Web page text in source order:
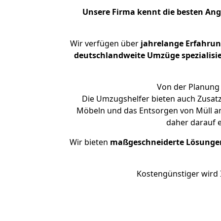
Unsere Firma kennt die besten
Wir verfügen über jahrelange
deutschlandweite Umzüge
Von der
Die Umzugshelfer bieten auch
Möbeln und das Entsorgen von Müll
daher darauf
Wir bieten maßgeschneiderte
Kostengünstiger wird